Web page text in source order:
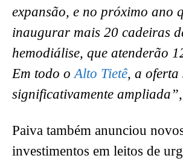
expansão, e no próximo ano
inaugurar mais 20 cadeiras
hemodiálise, que atenderão
Em todo oAlto Tietê, a oferta
significativamente ampliada”
Paiva também anunciou
investimentos em leitos de